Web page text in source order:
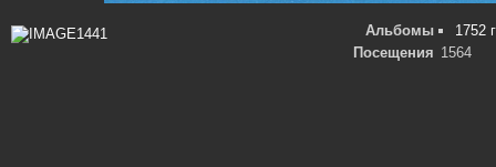
Альбомы
1752
Посещения 1564